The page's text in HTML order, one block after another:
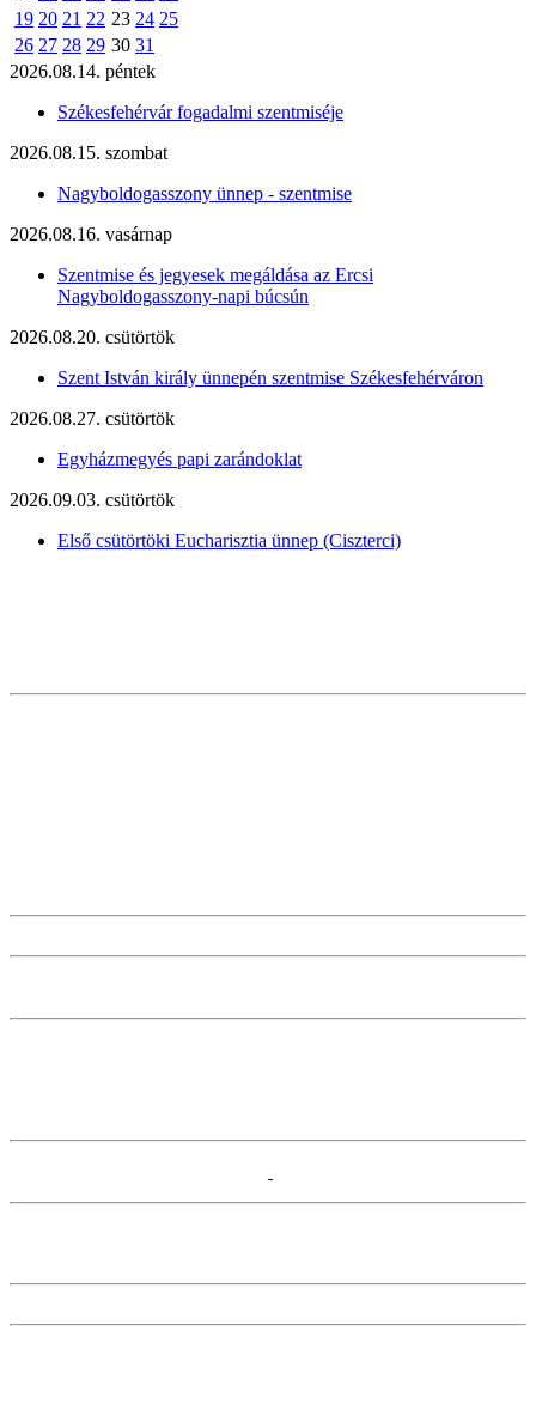
19 20 21 22 23 24 25
26 27 28 29 30 31
2026.08.14. péntek
Székesfehérvár fogadalmi szentmiséje
2026.08.15. szombat
Nagyboldogasszony ünnep - szentmise
2026.08.16. vasárnap
Szentmise és jegyesek megáldása az Ercsi
Nagyboldogasszony-napi búcsún
2026.08.20. csütörtök
Szent István király ünnepén szentmise Székesfehérváron
2026.08.27. csütörtök
Egyházmegyés papi zarándoklat
2026.09.03. csütörtök
Első csütörtöki Eucharisztia ünnep (Ciszterci)